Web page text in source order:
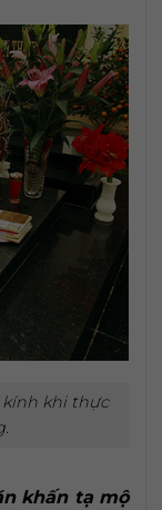
khi thực
khấn tạ mộ